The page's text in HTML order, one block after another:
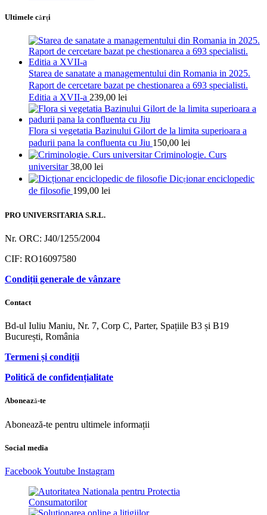
Ultimele cărţi
Starea de sanatate a managementului din Romania in 2025.
Raport de cercetare bazat pe chestionarea a 693 specialisti.
Editia a XVII-a 239,00 lei
Flora si vegetatia Bazinului Gilort de la limita superioara a
padurii pana la confluenta cu Jiu 150,00 lei
Criminologie. Curs
universitar 38,00 lei
Dicționar enciclopedic
de filosofie 199,00 lei
PRO UNIVERSITARIA S.R.L.
Nr. ORC: J40/1255/2004
CIF: RO16097580
Condiții generale de vânzare
Contact
Bd-ul Iuliu Maniu, Nr. 7, Corp C, Parter, Spațiile B3 și B19
București, România
Termeni și condiții
Politică de confidențialitate
Abonează-te
Abonează-te pentru ultimele informații
Social media
FacebookYoutube Instagram